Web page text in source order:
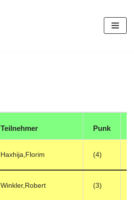
Teilnehmer Punk
Haxhija,Florim (4)
Winkler,Robert (3)